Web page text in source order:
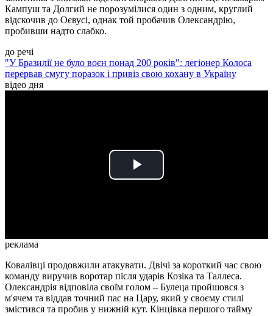
Кампуш та Долгий не порозумілися один з одним, круглий
відскочив до Оєвусі, однак той пробачив Олександрію,
пробивши надто слабко.
до речі
"У Бразилії не було воєн понад 200 років": легіонер Колоса
перервав смугу поразок і привіз свою кохану в Україну
відео дня
Play
реклама
Ковалівці продовжили атакувати. Двічі за короткий час свою
команду виручив воротар після ударів Козіка та Таллеса.
Олександрія відповіла своїм голом – Булеца пройшовся з
м'ячем та віддав точний пас на Цару, який у своєму стилі
змістився та пробив у нижній кут. Кінцівка першого тайму